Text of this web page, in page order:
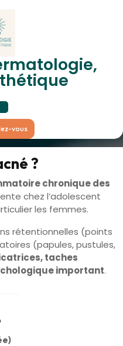
vous
Traiter,
?
chronique des
chez l’adolescent
les femmes.
rétentionnelles (points
(papules, pustules,
taches
important.